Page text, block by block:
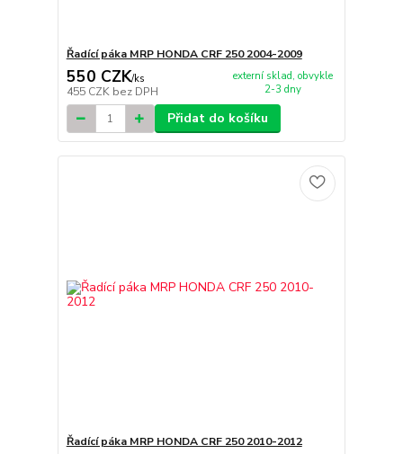
Řadící páka MRP HONDA CRF 250 2004-2009
550 CZK/ks
455 CZK bez DPH
externí sklad, obvykle
2-3 dny
Přidat do košíku
Řadící páka MRP HONDA CRF 250 2010-2012